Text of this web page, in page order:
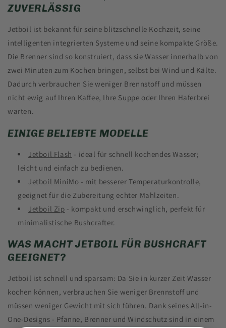
ZUVERLÄSSIG
Jetboil ist bekannt für seine blitzschnelle Kochzeit, seine
intelligenten integrierten Systeme und seine kompakte Größe.
Die Brenner sind so konstruiert, dass sie Wasser innerhalb von
zwei Minuten zum Kochen bringen, selbst bei Wind und Kälte.
Dadurch verbrauchen Sie weniger Brennstoff und müssen
nicht ewig auf Ihren Kaffee, Ihre Suppe oder Ihren Haferbrei
warten.
EINIGE BELIEBTE MODELLE
Jetboil Flash - ideal für schnell kochendes Wasser;
leicht und einfach zu bedienen.
Jetboil MiniMo - mit besserer Temperaturkontrolle,
geeignet für die Zubereitung echter Mahlzeiten.
Jetboil Zip - kompakt und erschwinglich, perfekt für
minimalistische Bushcrafter.
WAS MACHT JETBOIL FÜR BUSHCRAFT
GEEIGNET?
Jetboil ist schnell und sparsam: Da Sie in kurzer Zeit Wasser
kochen können, verbrauchen Sie weniger Brennstoff und
müssen weniger Gewicht mit sich führen. Dank seines All-in-
One-Designs - Pfanne, Brenner und Windschutz sind in einem